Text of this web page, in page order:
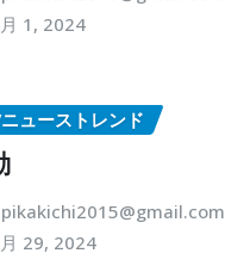
1, 2024
ューストレンド
pikakichi2015@gmail.com
29, 2024